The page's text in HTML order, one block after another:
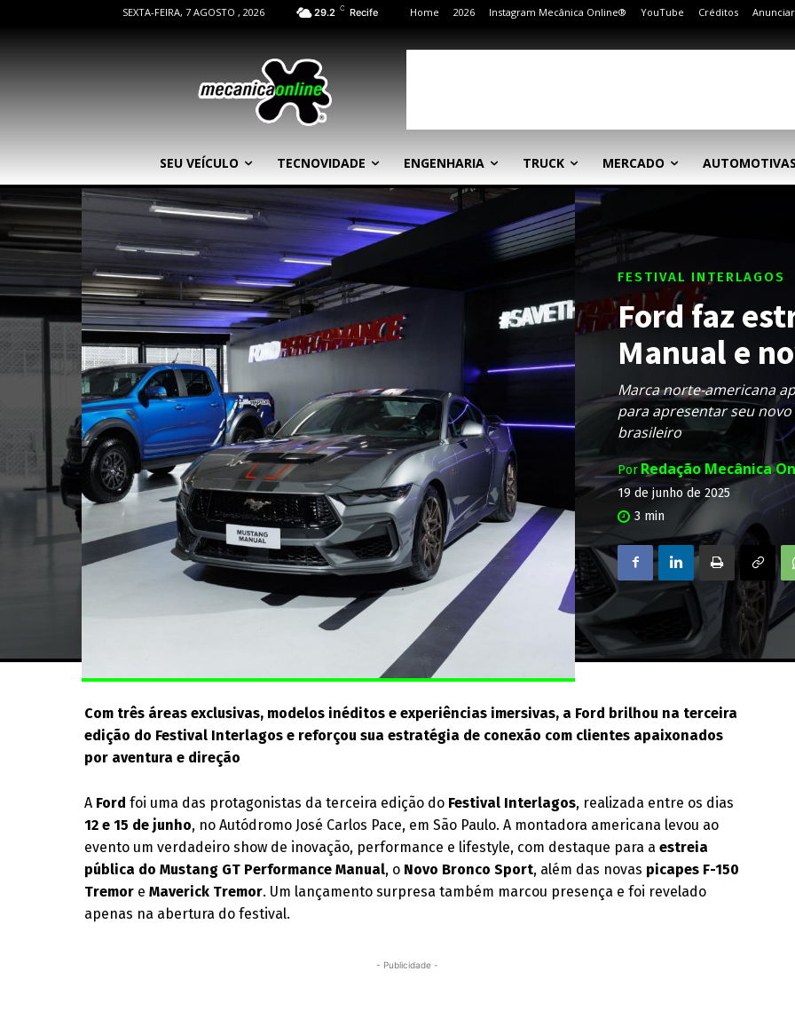
SEXTA-FEIRA, 7 AGOSTO , 2026 29.2 C Recife Home 2026 Instagram Mecânica Online® YouTube Créditos Anunciar
SEU VEÍCULO TECNOVIDADE ENGENHARIA TRUCK MERCADO AUTOMOTIVAS
FESTIVAL INTERLAGOS
Ford faz
Manual e
Marca norte-americana
para apresentar seu
brasileiro
Por Redação Mecânica
19 de junho de 2025
3 min
Com três áreas exclusivas, modelos inéditos e experiências imersivas, a Ford brilhou na terceira
edição do Festival Interlagos e reforçou sua estratégia de conexão com clientes apaixonados
por aventura e direção
A Ford foi uma das protagonistas da terceira edição do Festival Interlagos, realizada entre os dias
12 e 15 de junho, no Autódromo José Carlos Pace, em São Paulo. A montadora americana levou ao
evento um verdadeiro show de inovação, performance e lifestyle, com destaque para aestreia
pública do Mustang GT Performance Manual, o Novo Bronco Sport, além das novas picapes F-150
Tremor eMaverick Tremor. Um lançamento surpresa também marcou presença e foi revelado
apenas na abertura do festival.
- Publicidade -